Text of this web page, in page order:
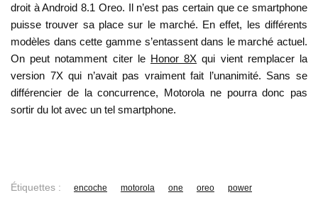
droit à Android 8.1 Oreo. Il n’est pas certain que ce smartphone
puisse trouver sa place sur le marché. En effet, les différents
modèles dans cette gamme s’entassent dans le marché actuel.
On peut notamment citer le Honor 8X qui vient remplacer la
version 7X qui n’avait pas vraiment fait l’unanimité. Sans se
différencier de la concurrence, Motorola ne pourra donc pas
sortir du lot avec un tel smartphone.
Étiquettes : encoche motorola one oreo power